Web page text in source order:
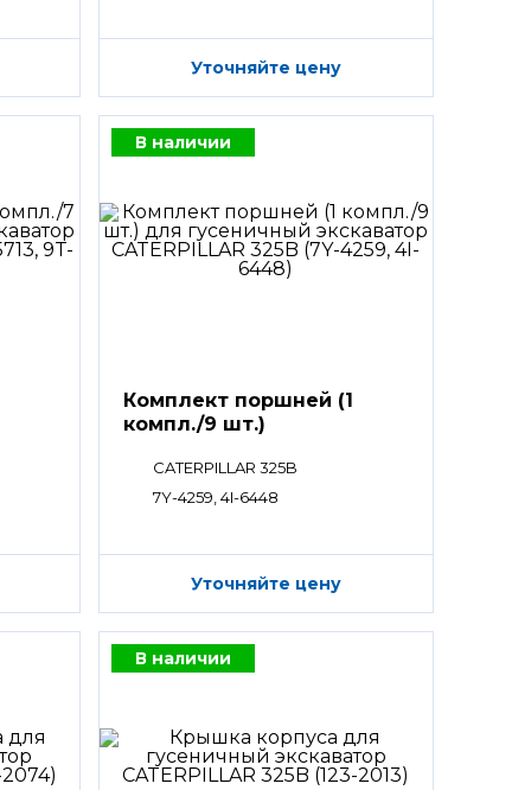
Уточняйте цену
В наличии
Комплект поршней (1
компл./9 шт.)
CATERPILLAR 325B
7Y-4259, 4I-6448
Уточняйте цену
В наличии